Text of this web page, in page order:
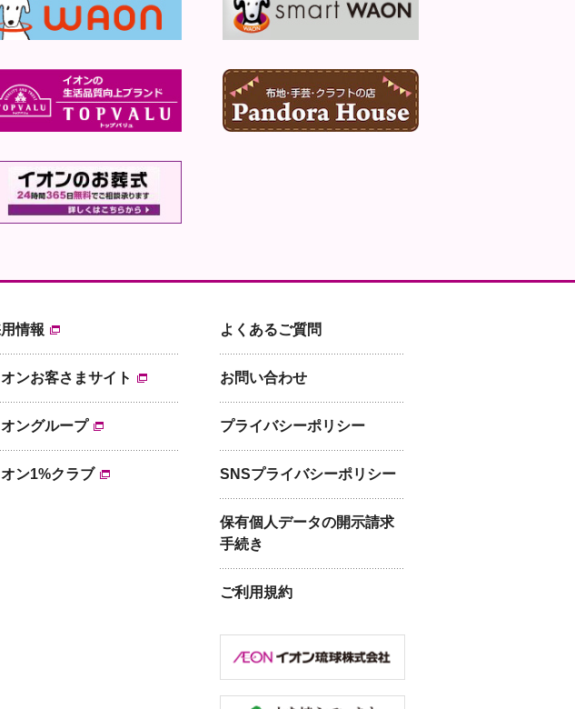
情報
ンお客さまサイト
ングループ
ン1%クラブ
よくあるご質問
お問い合わせ
プライバシーポリシー
SNSプライバシーポリシー
保有個人データの開示請求
手続き
ご利用規約